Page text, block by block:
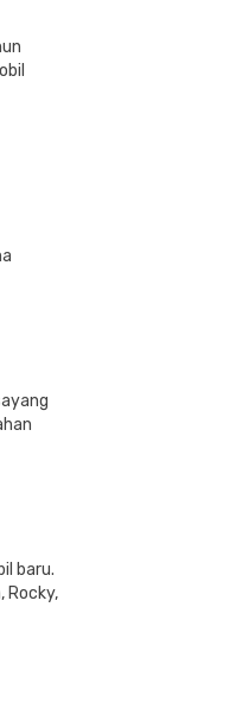
baru.
Rocky,